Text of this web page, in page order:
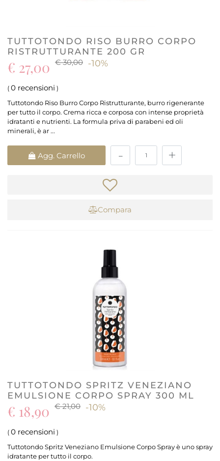
TUTTOTONDO RISO BURRO CORPO
RISTRUTTURANTE 200 GR
€ 30,00 -10%
€ 27,00
( 0 recensioni )
Tuttotondo Riso Burro Corpo Ristrutturante, burro rigenerante
per tutto il corpo. Crema ricca e corposa con intense proprietà
idratanti e nutrienti. La formula priva di parabeni ed oli
minerali, è ar ...
Agg. Carrello
Compara
TUTTOTONDO SPRITZ VENEZIANO
EMULSIONE CORPO SPRAY 300 ML
€ 21,00 -10%
€ 18,90
( 0 recensioni )
Tuttotondo Spritz Veneziano Emulsione Corpo Spray è uno spray
idratante per tutto il corpo.